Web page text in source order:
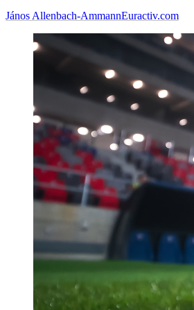
János Allenbach-AmmannEuractiv.com